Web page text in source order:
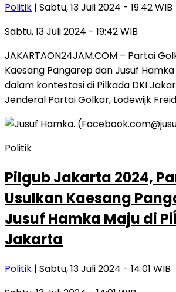
Politik | Sabtu, 13 Juli 2024 - 19:42 WIB
Sabtu, 13 Juli 2024 - 19:42 WIB
JAKARTAON24JAM.COM – Partai
Kaesang Pangarep dan Jusuf
dalam kontestasi di Pilkada DKI
Jenderal Partai Golkar, Lodewijk
Politik
Pilgub Jakarta 2024,
Usulkan Kaesang
Jusuf Hamka Maju di
Jakarta
Politik | Sabtu, 13 Juli 2024 - 14:01 WIB